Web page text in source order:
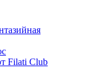
Filati Club